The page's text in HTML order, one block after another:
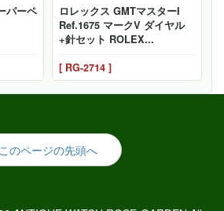
パーペ
ロレックス GMTマスターI
Ref.1675 マークV ダイヤル
+針セット ROLEX...
[ RG-2714 ]
このページの先頭へ